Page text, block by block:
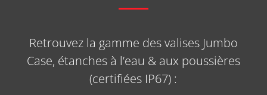
Retrouvez la gamme des valises Jumbo
Case, étanches à l’eau & aux poussières
(certifiées IP67) :